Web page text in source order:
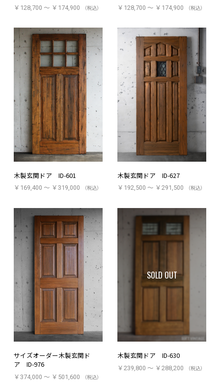
￥128,700 ～ ￥174,900 （税込） ￥128,700 ～ ￥174,900 （税込）
木製玄関ドア ID-601
￥169,400 ～ ￥319,000 （税込）
木製玄関ドア ID-627
￥192,500 ～ ￥291,500 （税込）
サイズオーダー木製玄関ド
ア ID-976
￥374,000 ～ ￥501,600 （税込）
SOLD OUT
木製玄関ドア ID-630
￥239,800 ～ ￥288,200 （税込）